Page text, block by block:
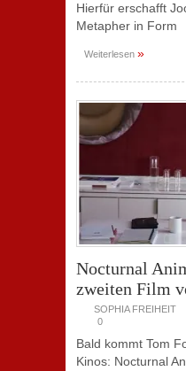
Hierfür erschafft
Metapher in Form
Weiterlesen »
Nocturnal
zweiten Film
SOPHIA FREIHEIT
0
Bald kommt Tom
Kinos: Nocturnal